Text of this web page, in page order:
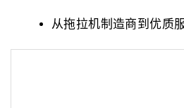
从拖拉机制造商到优质